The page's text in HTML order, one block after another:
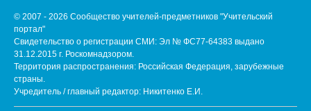
© 2007 - 2026 Сообщество учителей-предметников "Учительский
портал"
Свидетельство о регистрации СМИ: Эл № ФС77-64383 выдано
31.12.2015 г. Роскомнадзором.
Территория распространения: Российская Федерация, зарубежные
страны.
Учредитель / главный редактор: Никитенко Е.И.